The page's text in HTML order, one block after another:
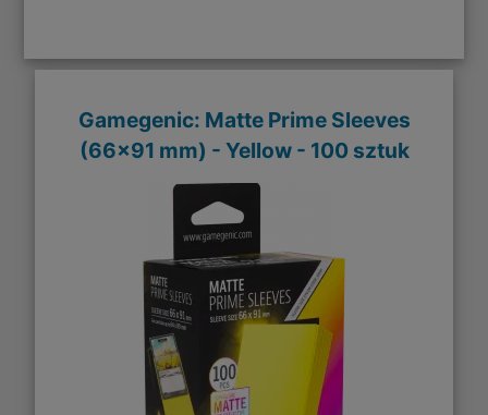
Gamegenic: Matte Prime Sleeves
(66x91 mm) - Yellow - 100 sztuk